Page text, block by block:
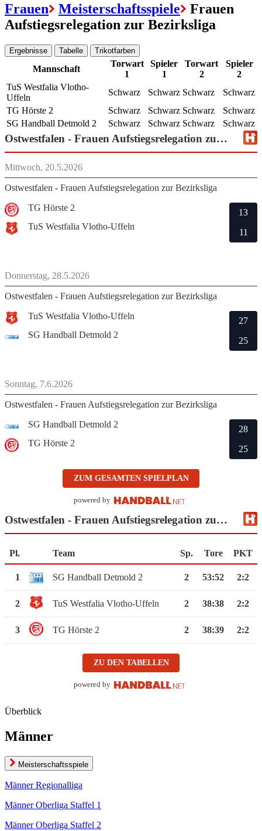
Frauen Meisterschaftsspiele
Frauen
Aufstiegsrelegation zur Bezirksliga
Ergebnisse Tabelle Trikotfarben
Mannschaft
Torwart
1
Spieler
1
Torwart
2
Spieler
2
TuS Westfalia Vlotho-
Uffeln
Schwarz Schwarz Schwarz
Schwarz
TG Hörste 2
Schwarz Schwarz Schwarz
Schwarz
SG Handball Detmold 2
Schwarz Schwarz Schwarz Schwarz
Ostwestfalen - Frauen Aufstiegsrelegation zur Bezirksliga
Mittwoch, 20.5.2026
Ostwestfalen - Frauen Aufstiegsrelegation zur Bezirksliga
TG Hörste 2
TuS Westfalia Vlotho-Uffeln
13
11
Donnerstag, 28.5.2026
Ostwestfalen - Frauen Aufstiegsrelegation zur Bezirksliga
TuS Westfalia Vlotho-Uffeln
SG Handball Detmold 2
27
25
Sonntag, 7.6.2026
Ostwestfalen - Frauen Aufstiegsrelegation zur Bezirksliga
SG Handball Detmold 2
TG Hörste 2
28
25
ZUM GESAMTEN SPIELPLAN
powered by
Ostwestfalen - Frauen Aufstiegsrelegation zur Bezirksliga
Pl. Team Sp. Tore PKT
1 SG Handball Detmold 2 2 53:52 2:2
2 TuS Westfalia Vlotho-Uffeln 2 38:38 2:2
3 TG Hörste 2 2 38:39 2:2
ZU DEN TABELLEN
powered by
Überblick
Männer
Meisterschaftsspiele
Männer Regionalliga
Männer Oberliga Staffel 1
Männer Oberliga Staffel 2